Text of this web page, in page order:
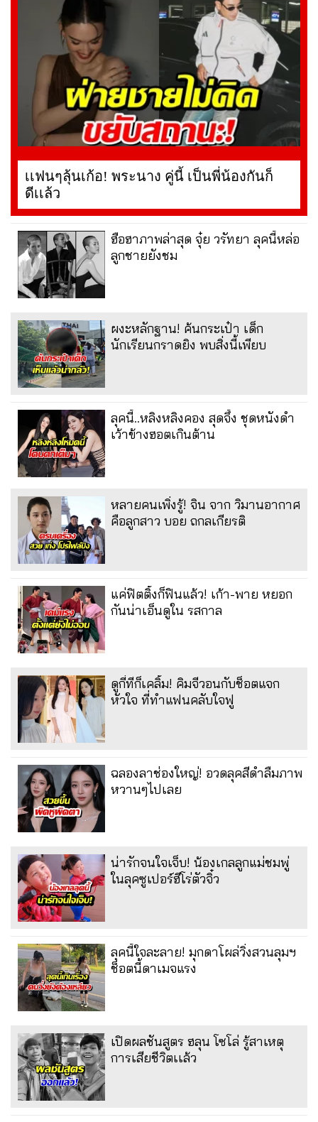
เเฟนๆลุ้นเก้อ! พระนาง คู่นี้ เป็นพี่น้องกันก็
ดีเเล้ว
ฮือฮาภาพล่าสุด จุ๋ย วรัทยา ลุคนี้หล่อ
ลูกชายยังชม
ผงะหลักฐาน! ค้นกระเป๋า เด็ก
นักเรียนกราดยิง พบสิ่งนี้เพียบ
ลุคนี้..หลิงหลิงคอง สุดจึ้ง ชุดหนังดำ
เว้าข้างฮอตเกินต้าน
หลายคนเพิ่งรู้! จิน จาก วิมานอากาศ
คือลูกสาว บอย ถกลเกียรติ
แค่ฟิตติ้งก็ฟินแล้ว! เก้า-พาย หยอก
กันน่าเอ็นดูใน รสกาล
ดูกี่ทีก็เคลิ้ม! คิมจีวอนกับช็อตแจก
หัวใจ ที่ทำแฟนคลับใจฟู
ฉลองลาช่องใหญ่! อวดลุคสีดำลืมภาพ
หวานๆไปเลย
น่ารักจนใจเจ็บ! น้องเกลลูกแม่ชมพู่
ในลุคซูเปอร์ฮีโร่ตัวจิ๋ว
ลุคนี้ใจละลาย! มุกดาโผล่วิ่งสวนลุมฯ
ช็อตนี้ดาเมจแรง
เปิดผลชันสูตร ฮลุน โซโล่ รู้สาเหตุ
การเสียชีวิตเเล้ว